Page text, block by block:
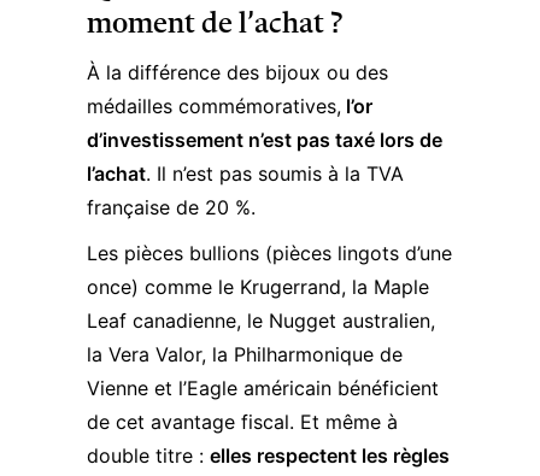
moment de l’achat ?
À la différence des bijoux ou des
médailles commémoratives, l’or
d’investissement n’est pas taxé lors de
l’achat. Il n’est pas soumis à la TVA
française de 20 %.
Les pièces bullions (pièces lingots d’une
once) comme le Krugerrand, la Maple
Leaf canadienne, le Nugget australien,
la Vera Valor, la Philharmonique de
Vienne et l’Eagle américain bénéficient
de cet avantage fiscal. Et même à
double titre : elles respectent les règles